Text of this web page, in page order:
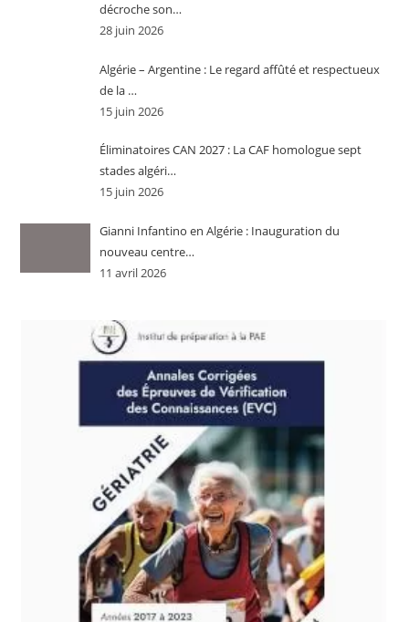
décroche son…
28 juin 2026
Algérie – Argentine : Le regard affûté et respectueux
de la …
15 juin 2026
Éliminatoires CAN 2027 : La CAF homologue sept
stades algéri…
15 juin 2026
Gianni Infantino en Algérie : Inauguration du
nouveau centre…
11 avril 2026